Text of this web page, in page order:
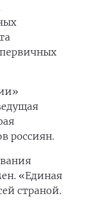
россиян.
«Единая
страной.